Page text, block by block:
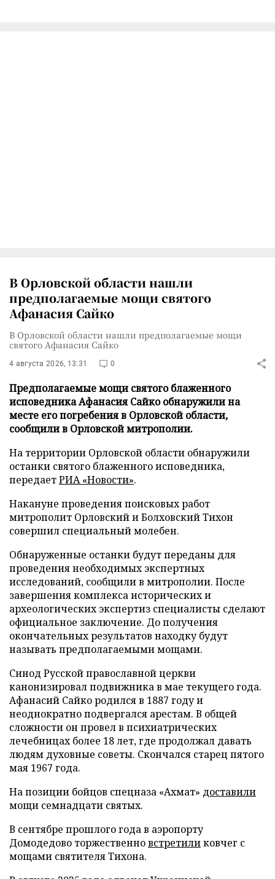
В Орловской области нашли
предполагаемые мощи святого
Афанасия Сайко
В Орловской области нашли предполагаемые мощи
святого Афанасия Сайко
4 августа 2026, 13:31 0
Предполагаемые мощи святого блаженного
исповедника Афанасия Сайко обнаружили на
месте его погребения в Орловской области,
сообщили в Орловской митрополии.
На территории Орловской области обнаружили
останки святого блаженного исповедника,
передаетРИА «Новости».
Накануне проведения поисковых работ
митрополит Орловский и Болховский Тихон
совершил специальный молебен.
Обнаруженные останки будут переданы для
проведения необходимых экспертных
исследований, сообщили в митрополии. После
завершения комплекса исторических и
археологических экспертиз специалисты сделают
официальное заключение. До получения
окончательных результатов находку будут
называть предполагаемыми мощами.
Синод Русской православной церкви
канонизировал подвижника в мае текущего года.
Афанасий Сайко родился в 1887 году и
неоднократно подвергался арестам. В общей
сложности он провел в психиатрических
лечебницах более 18 лет, где продолжал давать
людям духовные советы. Скончался старец пятого
мая 1967 года.
На позиции бойцов спецназа «Ахмат» доставили
мощи семнадцати святых.
В сентябре прошлого года в аэропорту
Домодедово торжественновстретиликовчег с
мощами святителя Тихона.